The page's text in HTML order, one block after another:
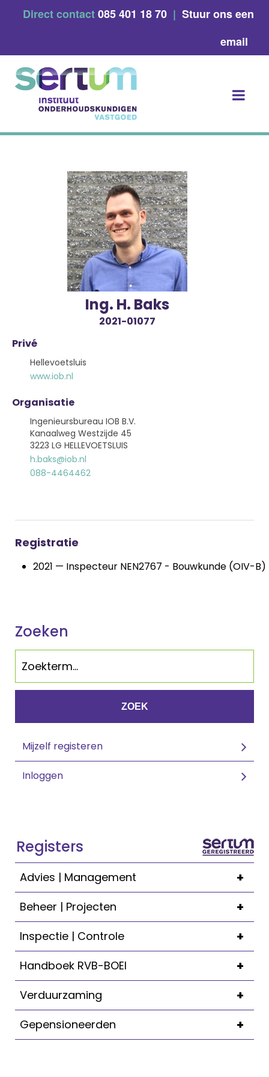
Direct contact085 401 18 70 | Stuur ons een
email
Ing. H. Baks
2021-01077
Privé
Hellevoetsluis
www.iob.nl
Organisatie
Ingenieursbureau IOB B.V.
Kanaalweg Westzijde 45
3223 LG HELLEVOETSLUIS
h.baks@iob.nl
088-4464462
Registratie
2021 — Inspecteur NEN2767 - Bouwkunde (OIV-B)
Zoeken
ZOEK
Mijzelf registeren
Inloggen
Registers
+
Advies | Management
+
Beheer | Projecten
+
Inspectie | Controle
+
Handboek RVB-BOEI
+
Verduurzaming
+
Gepensioneerden